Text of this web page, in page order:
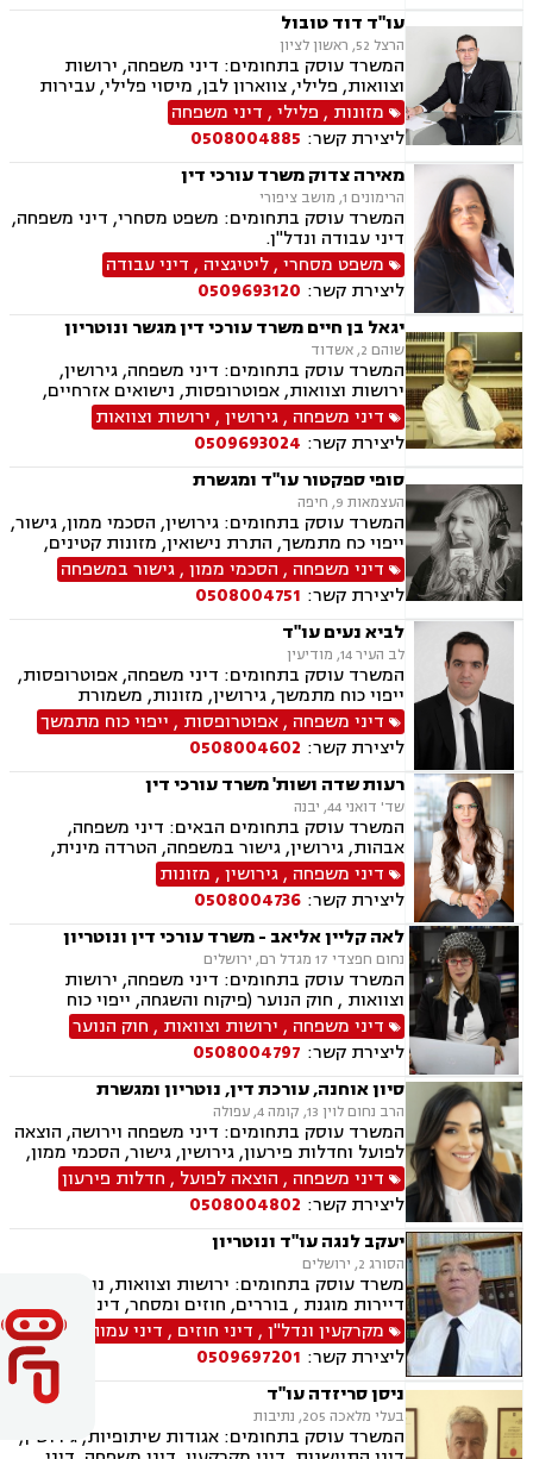
עו"ד דוד טובול
הרצל 52, ראשון לציון
המשרד עוסק בתחומים: דיני משפחה, ירושות
וצוואות, פלילי, צווארון לבן, מיסוי פלילי, עבירות
מס, תעבורה, נהיגה בשכרות, שלילת רשיון נהיגה,
נוטריון, נדל"ן, עסקאות מכר דירה, לשון הרע
מזונות , פלילי, דיני משפחה
ליצירת קשר: 0508004885
מאירה צדוק משרד עורכי דין
הרימונים 1, מושב ציפורי
המשרד עוסק בתחומים: משפט מסחרי, דיני משפחה,
דיני עבודה ונדל"ן.
משפט מסחרי,ליטיגציה , דיני עבודה
ליצירת קשר: 0509693120
יגאל בן חיים משרד עורכי דין מגשר ונוטריון
שוהם 2, אשדוד
המשרד עוסק בתחומים: דיני משפחה, גירושין,
ירושות וצוואות, אפוטרופסות, נישואים אזרחיים,
גישור במשפחה, הסכמי ממון, נוטריון, אבהות,
אלימות במשפחה, ייצוג קטינים, ידועים בציבור,
מזונות, משמורת, מעמד אישי, דיני משפחה.
דיני משפחה ,גירושין, ירושות וצוואות
ליצירת קשר: 0509693024
סופי ספקטור עו"ד ומגשרת
העצמאות 9, חיפה
המשרד עוסק בתחומים: גירושין, הסכמי ממון, גישור,
ייפוי כח מתמשך, התרת נישואין, מזונות קטינים,
מזונות אשה, מדור, חטיפת ילדים, חלוקת רכוש, פרוק
שיתוף ,צווי הרחקה, צווי הטרדה מאיימת, צוואות
וירושות, עיזבונות, תביעות לאכיפות הסכם, ביזיון
בית משפט
דיני משפחה , הסכמי ממון,גישור במשפחה
ליצירת קשר: 0508004751
לביא נעים עו"ד
לב העיר 14, מודיעין
המשרד עוסק בתחומים: דיני משפחה, אפוטרופסות,
ייפוי כוח מתמשך, גירושין, מזונות, משמורת
דיני משפחה ,אפוטרופסות , ייפוי כוח מתמשך
ליצירת קשר: 0508004602
רעות שדה ושות' משרד עורכי דין
שד' דואני 44, יבנה
המשרד עוסק בתחומים הבאים: דיני משפחה,
אבהות, גירושין, גישור במשפחה, הטרדה מינית,
הסכמי ממון, ירושות וצוואות, ליטיגציה, מזונות,
משמורת, אלימות במשפחה, חלוקת רכוש, מעמד
אישי, זמני שהות, ייפוי כוח מתמשך.
דיני משפחה ,גירושין, מזונות
ליצירת קשר: 0508004736
לאה קליין אליאב - משרד עורכי דין ונוטריון
נחום חפצדי 17 מגדל רם, ירושלים
המשרד עוסק בתחומים: דיני משפחה, ירושות
וצוואות , חוק הנוער (פיקוח והשגחה, ייפוי כוח
מתמשך ונוטריון.
דיני משפחה , ירושות וצוואות , חוק הנוער
ליצירת קשר: 0508004797
סיון אוחנה, עורכת דין, נוטריון ומגשרת
הרב נחום לוין 13, קומה 4, עפולה
המשרד עוסק בתחומים: דיני משפחה וירושה, הוצאה
לפועל וחדלות פירעון, גירושין, גישור, הסכמי ממון,
ייפוי כוח מתמשך, ניכור הורי, אפוטרופסות, ירושות
וצוואות, מזונות, אחריות הורית, איזון משאבים
וחלוקת רכוש.
דיני משפחה , הוצאה לפועל , חדלות פירעון
ליצירת קשר: 0508004802
יעקב לנגה עו"ד ונוטריון
הסורג 2, ירושלים
משרד עוסק בתחומים: ירושות וצוואות, נוטריון,
דיירות מוגנת , בוררים, חוזים ומסחר, דיני מקרקעין,
דיני משפחה, דיני עבודה ודיני תאגידים.
מקרקעין ונדל"ן, דיני חוזים , דיני עמותות
ליצירת קשר: 0509697201
ניסן סריזדה עו"ד
בעלי מלאכה 205, נתיבות
המשרד עוסק בתחומים: אגודות שיתופיות, גירושין,